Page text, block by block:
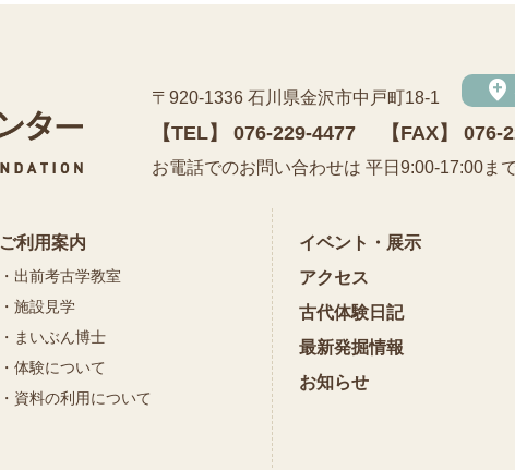
公益財団法人 石川県埋蔵文化財センター
〒920-1336 石川県金沢市中戸町18-1 add_location
【TEL】 076-229-4477 【FAX】 076-
お電話でのお問い合わせは 平日9:00-17:00ま
ご利用案内
出前考古学教室
施設見学
まいぶん博士
体験について
資料の利用について
イベント・展示
アクセス
古代体験日記
最新発掘情報
お知らせ